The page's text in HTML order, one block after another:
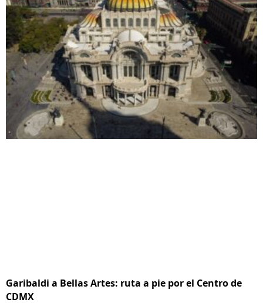
Garibaldi a Bellas Artes: ruta a pie por el Centro de
CDMX